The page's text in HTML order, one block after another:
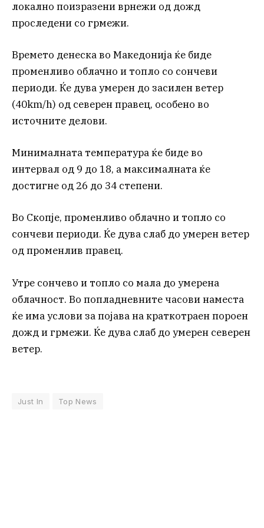
локално поизразени врнежи од дожд
проследени со грмежи.
Времето денеска во Македонија ќе биде
променливо облачно и топло со сончеви
периоди. Ќе дува умерен до засилен ветер
(40km/h) од северен правец, особено во
источните делови.
Минималната температура ќе биде во
интервал од 9 до 18, а максималната ќе
достигне од 26 до 34 степени.
Во Скопје, променливо облачно и топло со
сончеви периоди. Ќе дува слаб до умерен ветер
од променлив правец.
Утре сончево и топло со мала до умерена
облачност. Во попладневните часови наместа
ќе има услови за појава на краткотраен пороен
дожд и грмежи. Ќе дува слаб до умерен северен
ветер.
Just In Top News